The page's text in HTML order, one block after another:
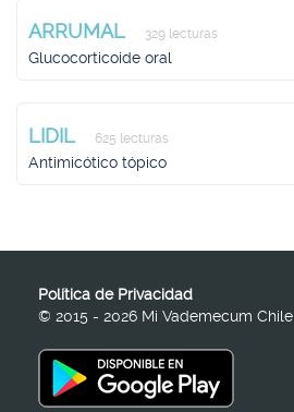
ARRUMAL 329 lecturas
Glucocorticoide oral
LIDIL 625 lecturas
Antimicótico tópico
Política de Privacidad
© 2015 - 2026 Mi Vademecum Chile